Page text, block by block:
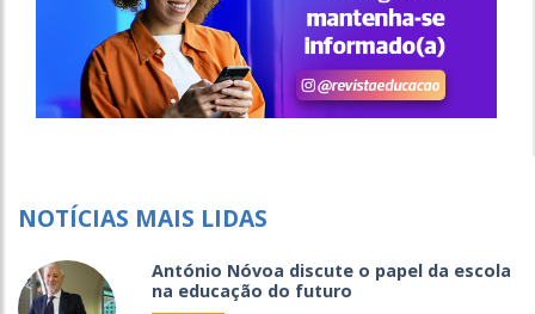
NOTÍCIAS MAIS LIDAS
António Nóvoa discute o papel da escola
na educação do futuro